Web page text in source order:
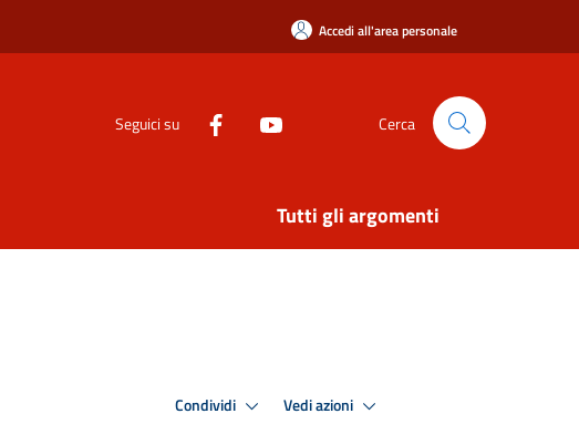
Accedi all'area personale
Seguici su Cerca
Tutti gli argomenti
Condividi Vedi azioni